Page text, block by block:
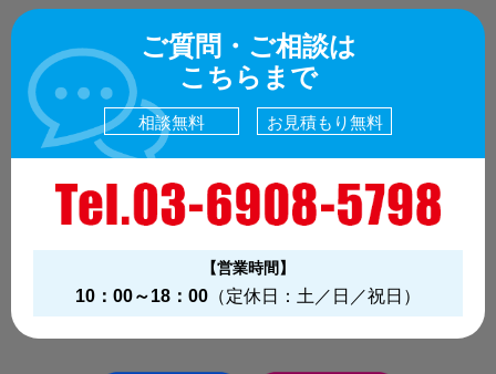
ご質問・ご相談は
こちらまで
相談無料 お見積もり無料
【営業時間】
10：00～18：00 （定休日：土／日／祝日）